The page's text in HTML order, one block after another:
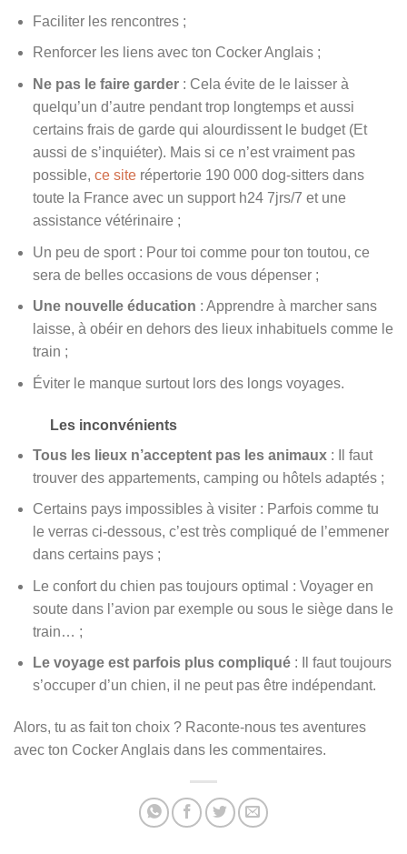
Faciliter les rencontres ;
Renforcer les liens avec ton Cocker Anglais ;
Ne pas le faire garder: Cela évite de le laisser à
quelqu’un d’autre pendant trop longtemps et aussi
certains frais de garde qui alourdissent le budget (Et
aussi de s’inquiéter). Mais si ce n’est vraiment pas
possible, ce siterépertorie 190 000 dog-sitters dans
toute la France avec un support h24 7jrs/7 et une
assistance vétérinaire ;
Un peu de sport : Pour toi comme pour ton toutou, ce
sera de belles occasions de vous dépenser ;
Une nouvelle éducation : Apprendre à marcher sans
laisse, à obéir en dehors des lieux inhabituels comme le
train ;
Éviter le manque surtout lors des longs voyages.
Les inconvénients
Tous les lieux n’acceptent pas les animaux: Il faut
trouver des appartements, camping ou hôtels adaptés ;
Certains pays impossibles à visiter : Parfois comme tu
le verras ci-dessous, c’est très compliqué de l’emmener
dans certains pays ;
Le confort du chien pas toujours optimal : Voyager en
soute dans l’avion par exemple ou sous le siège dans le
train… ;
Le voyage est parfois plus compliqué: Il faut toujours
s’occuper d’un chien, il ne peut pas être indépendant.
Alors, tu as fait ton choix ? Raconte-nous tes aventures
avec ton Cocker Anglais dans les commentaires.